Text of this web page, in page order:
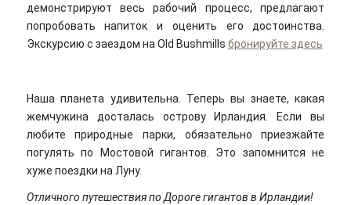
демонстрируют весь рабочий процесс, предлагают
попробовать напиток и оценить его достоинства.
Экскурсию с заездом на Old Bushmills бронируйте здесь
Наша планета удивительна. Теперь вы знаете, какая
жемчужина досталась острову Ирландия. Если вы
любите природные парки, обязательно приезжайте
погулять по Мостовой гигантов. Это запомнится не
хуже поездки на Луну.
Отличного путешествия по Дороге гигантов в Ирландии!